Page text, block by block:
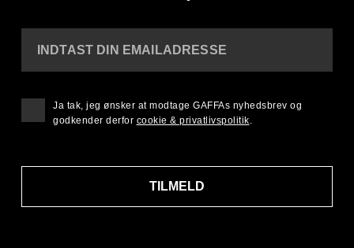
INDTAST DIN EMAILADRESSE
TILMELD
Ja tak, jeg ønsker at modtage GAFFAs nyhedsbrev og
godkender derfor cookie & privatlivspolitik.